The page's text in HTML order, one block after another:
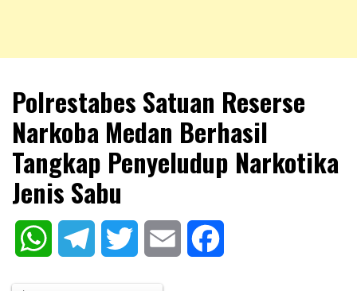
NKRIPOST
Polrestabes Satuan Reserse
Narkoba Medan Berhasil
Tangkap Penyeludup Narkotika
Jenis Sabu
WhatsAppTelegram Twitter Email